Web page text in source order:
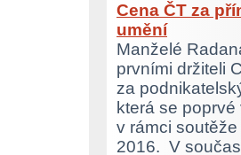
Cena ČT za
umění
Manželé
prvními držiteli
za
která se
v rámci
2016. V